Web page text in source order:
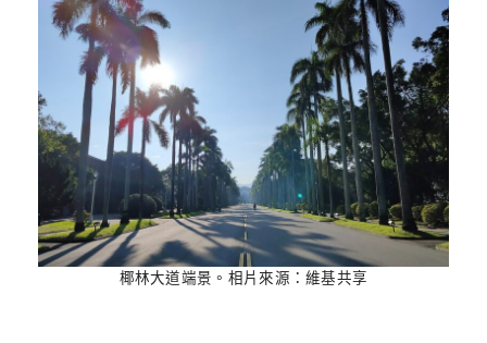
椰林大道端景。相片來源：維基共享